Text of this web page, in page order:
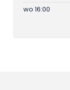
wo 16:00